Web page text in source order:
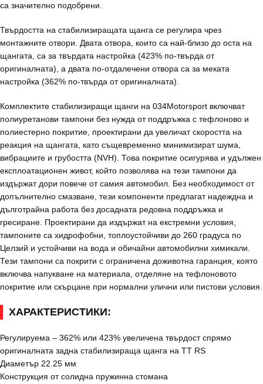
са значително подобрени.
Твърдостта на стабилизиращата щанга се регулира чрез
монтажните отвори. Двата отвора, които са най-близо до оста на
щангата, са за твърдата настройка (423% по-твърда от
оригиналната), а двата по-отдалечени отвора са за меката
настройка (362% по-твърда от оригиналната).
Комплектите стабилизиращи щанги на 034Motorsport включват
полиуретанови тампони без нужда от поддръжка с тефлоново и
полиестерно покритие, проектирани да увеличат скоростта на
реакция на щангата, като същевременно минимизират шума,
вибрациите и грубостта (NVH). Това покритие осигурява и удължен
експлоатационен живот, който позволява на тези тампони да
издържат дори повече от самия автомобил. Без необходимост от
допълнително смазване, тези компоненти предлагат надеждна и
дълготрайна работа без досадната редовна поддръжка и
гресиране. Проектирани да издържат на екстремни условия,
тампоните са хидрофобни, топлоустойчиви до 260 градуса по
Целзий и устойчиви на вода и обичайни автомобилни химикали.
Тези тампони са покрити с ограничена доживотна гаранция, която
включва напукване на материала, отделяне на тефлоновото
покритие или скърцане при нормални улични или пистови условия.
ХАРАКТЕРИСТИКИ:
Регулируема – 362% или 423% увеличена твърдост спрямо
оригиналната задна стабилизираща щанга на TT RS
Диаметър 22.25 мм
Конструкция от солидна пружинна стомана